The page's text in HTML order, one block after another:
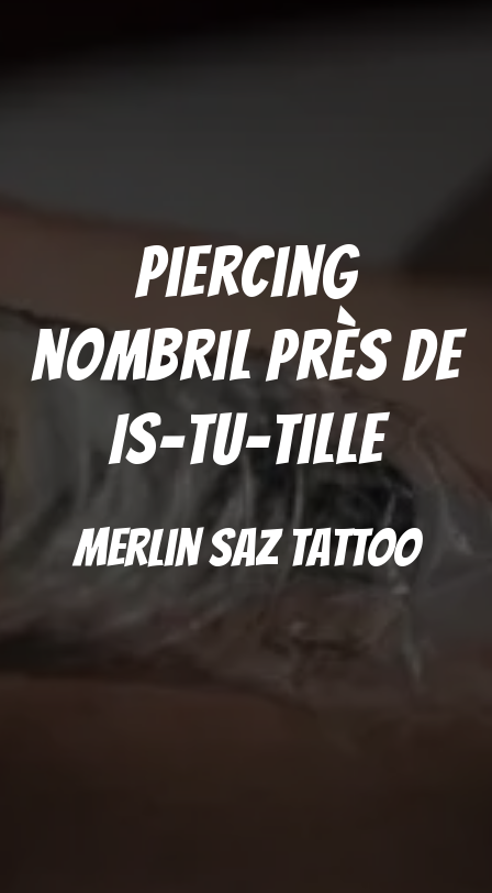
Piercing
nombril près de
Is-tu-tille
Merlin Saz Tattoo